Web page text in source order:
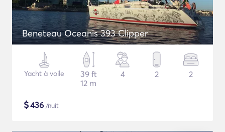
Beneteau Oceanis 393 Clipper
Yacht à voile
39 ft
12 m
4 2 2
$436 /nuit